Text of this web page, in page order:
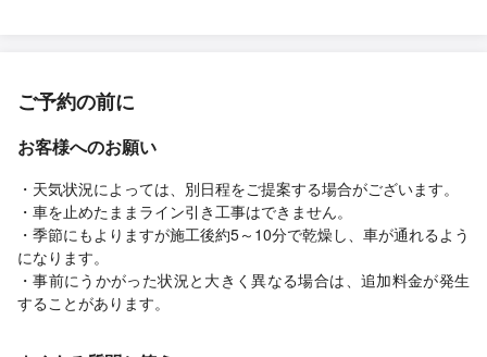
ご予約の前に
お客様へのお願い
・天気状況によっては、別日程をご提案する場合がございます。
・車を止めたままライン引き工事はできません。
・季節にもよりますが施工後約5～10分で乾燥し、車が通れるよう
になります。
・事前にうかがった状況と大きく異なる場合は、追加料金が発生
することがあります。